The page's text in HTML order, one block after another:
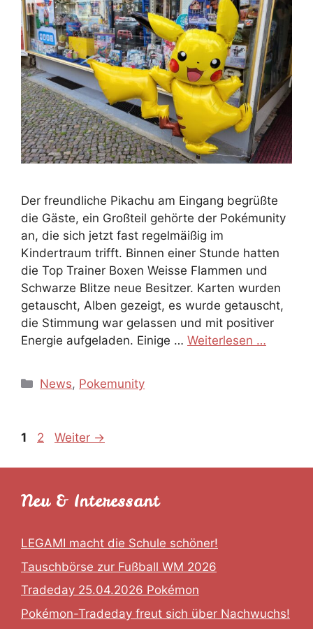
Der freundliche Pikachu am Eingang begrüßte
die Gäste, ein Großteil gehörte der Pokémunity
an, die sich jetzt fast regelmäißig im
Kindertraum trifft. Binnen einer Stunde hatten
die Top Trainer Boxen Weisse Flammen und
Schwarze Blitze neue Besitzer. Karten wurden
getauscht, Alben gezeigt, es wurde getauscht,
die Stimmung war gelassen und mit positiver
Energie aufgeladen. Einige … Weiterlesen …
Kategorien
News, Pokemunity
Seite
1 Seite
2 Weiter →
Neu & Interessant
LEGAMI macht die Schule schöner!
Tauschbörse zur Fußball WM 2026
Tradeday 25.04.2026 Pokémon
Pokémon-Tradeday freut sich über Nachwuchs!